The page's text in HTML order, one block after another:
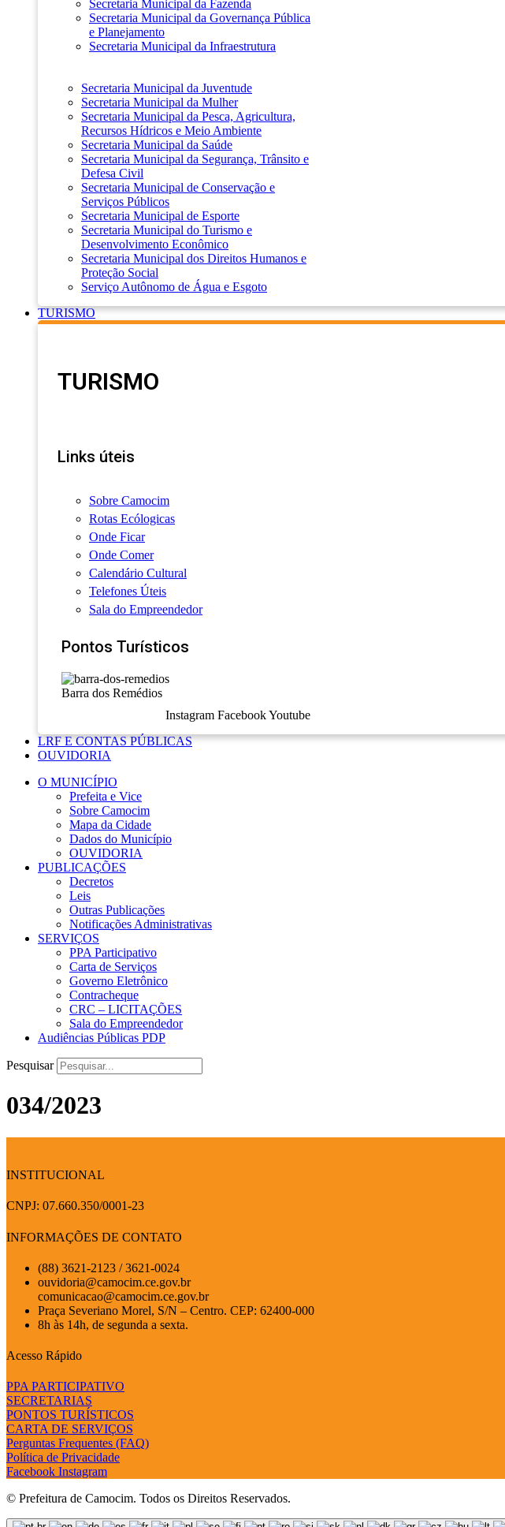
Secretaria Municipal da Fazenda
Secretaria Municipal da Governança Pública
e Planejamento
Secretaria Municipal da Infraestrutura
Secretaria Municipal da Juventude
Secretaria Municipal da Mulher
Secretaria Municipal da Pesca, Agricultura,
Recursos Hídricos e Meio Ambiente
Secretaria Municipal da Saúde
Secretaria Municipal da Segurança, Trânsito e
Defesa Civil
Secretaria Municipal de Conservação e
Serviços Públicos
Secretaria Municipal de Esporte
Secretaria Municipal do Turismo e
Desenvolvimento Econômico
Secretaria Municipal dos Direitos Humanos e
Proteção Social
Serviço Autônomo de Água e Esgoto
TURISMO
TURISMO
Links úteis
Sobre Camocim
Rotas Ecólogicas
Onde Ficar
Onde Comer
Calendário Cultural
Telefones Úteis
Sala do Empreendedor
Pontos Turísticos
Barra dos Remédios
Instagram FacebookYoutube
LRF E CONTAS PÚBLICAS
OUVIDORIA
O MUNICÍPIO
Prefeita e Vice
Sobre Camocim
Mapa da Cidade
Dados do Município
OUVIDORIA
PUBLICAÇÕES
Decretos
Leis
Outras Publicações
Notificações Administrativas
SERVIÇOS
PPA Participativo
Carta de Serviços
Governo Eletrônico
Contracheque
CRC – LICITAÇÕES
Sala do Empreendedor
Audiências Públicas PDP
Pesquisar
034/2023
INSTITUCIONAL
CNPJ: 07.660.350/0001-23
INFORMAÇÕES DE CONTATO
(88) 3621-2123 / 3621-0024
ouvidoria@camocim.ce.gov.br
comunicacao@camocim.ce.gov.br
Praça Severiano Morel, S/N – Centro. CEP: 62400-000
8h às 14h, de segunda a sexta.
Acesso Rápido
PPA PARTICIPATIVO
SECRETARIAS
PONTOS TURÍSTICOS
CARTA DE SERVIÇOS
Perguntas Frequentes (FAQ)
Política de Privacidade
Facebook Instagram
© Prefeitura de Camocim. Todos os Direitos Reservados.